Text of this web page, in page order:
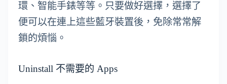
環、智能手錶等等。只要做好選擇，選擇了
便可以在連上這些藍牙裝置後，免除常常解
鎖的煩惱。
Uninstall 不需要的 Apps